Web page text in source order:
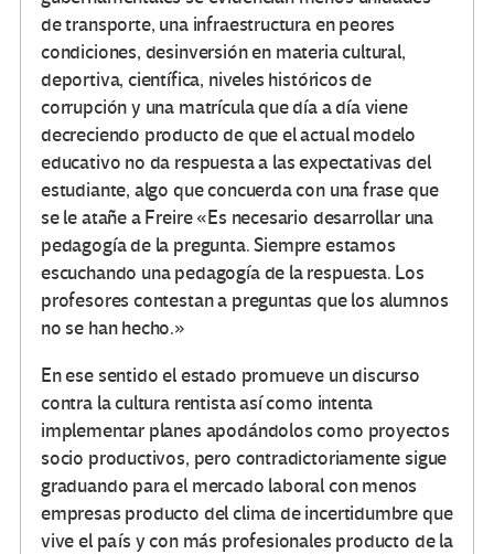
de transporte, una infraestructura en peores
condiciones, desinversión en materia cultural,
deportiva, científica, niveles históricos de
corrupción y una matrícula que día a día viene
decreciendo producto de que el actual modelo
educativo no da respuesta a las expectativas del
estudiante, algo que concuerda con una frase que
se le atañe a Freire «Es necesario desarrollar una
pedagogía de la pregunta. Siempre estamos
escuchando una pedagogía de la respuesta. Los
profesores contestan a preguntas que los alumnos
no se han hecho.»
En ese sentido el estado promueve un discurso
contra la cultura rentista así como intenta
implementar planes apodándolos como proyectos
socio productivos, pero contradictoriamente sigue
graduando para el mercado laboral con menos
empresas producto del clima de incertidumbre que
vive el país y con más profesionales producto de la